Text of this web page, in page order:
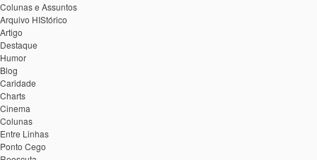
Colunas e Assuntos
Arquivo HIStórico
Artigo
Destaque
Humor
Blog
Caridade
Charts
Cinema
Colunas
Entre Linhas
Ponto Cego